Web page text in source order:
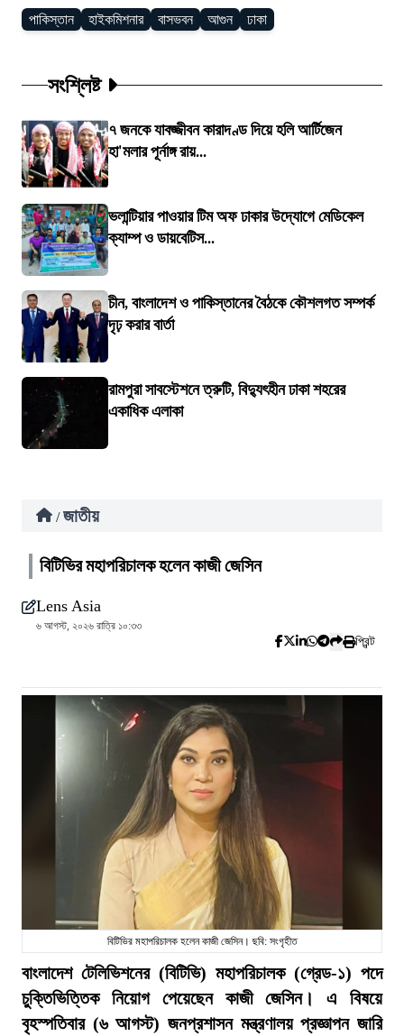
পাকিস্তান হাইকমিশনার বাসভবন আগুন ঢাকা
সংশ্লিষ্ট
৭ জনকে যাবজ্জীবন কারাদণ্ড দিয়ে হলি আর্টিজেন
হা'মলার পূর্নাঙ্গ রায়...
ভলান্টিয়ার পাওয়ার টিম অফ ঢাকার উদ্যোগে মেডিকেল
ক্যাম্প ও ডায়বেটিস...
চীন, বাংলাদেশ ও পাকিস্তানের বৈঠকে কৌশলগত সম্পর্ক
দৃঢ় করার বার্তা
রামপুরা সাবস্টেশনে ত্রুটি, বিদ্যুৎহীন ঢাকা শহরের
একাধিক এলাকা
/ জাতীয়
বিটিভির মহাপরিচালক হলেন কাজী জেসিন
Lens Asia
৬ আগস্ট, ২০২৬ রাত্রি ১০:৩৩
প্রিন্ট
বিটিভির মহাপরিচালক হলেন কাজী জেসিন। ছবি: সংগৃহীত
বাংলাদেশ টেলিভিশনের (বিটিভি) মহাপরিচালক (গ্রেড-১) পদে
চুক্তিভিত্তিক নিয়োগ পেয়েছেন কাজী জেসিন। এ বিষয়ে
বৃহস্পতিবার (৬ আগস্ট) জনপ্রশাসন মন্ত্রণালয় প্রজ্ঞাপন জারি